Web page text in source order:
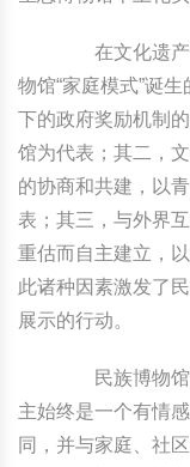
在文化遗产
物馆“家庭模式”诞
下的政府奖励机制
馆为代表；其二，
的协商和共建，以
表；其三，与外界
重估而自主建立，
此诸种因素激发了
展示的行动。
民族博物馆“
主始终是一个有情
同，并与家庭、社